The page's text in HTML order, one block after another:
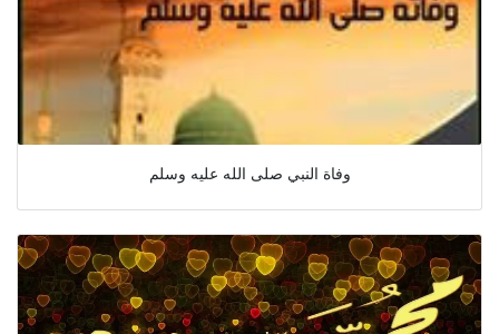
وفاة النبي صلى الله عليه وسلم